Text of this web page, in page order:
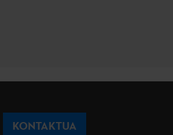
KONTAKTUA